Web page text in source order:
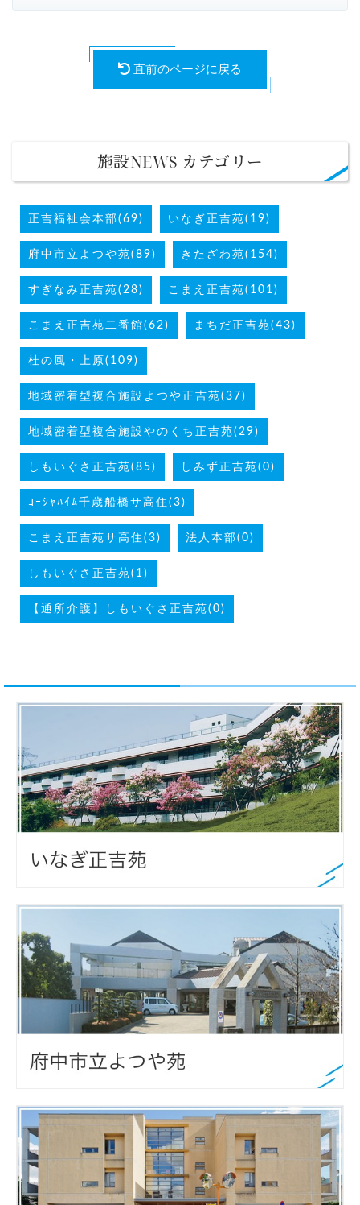
直前のページに戻る
施設NEWS カテゴリー
正吉福祉会本部(69) いなぎ正吉苑(19)
府中市立よつや苑(89) きたざわ苑(154)
すぎなみ正吉苑(28) こまえ正吉苑(101)
こまえ正吉苑二番館(62) まちだ正吉苑(43)
杜の風・上原(109)
地域密着型複合施設よつや正吉苑(37)
地域密着型複合施設やのくち正吉苑(29)
しもいぐさ正吉苑(85) しみず正吉苑(0)
ｺｰｼｬﾊｲﾑ千歳船橋サ高住(3)
こまえ正吉苑サ高住(3) 法人本部(0)
しもいぐさ正吉苑(1)
【通所介護】しもいぐさ正吉苑(0)